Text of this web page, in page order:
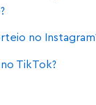
no
TikTok?